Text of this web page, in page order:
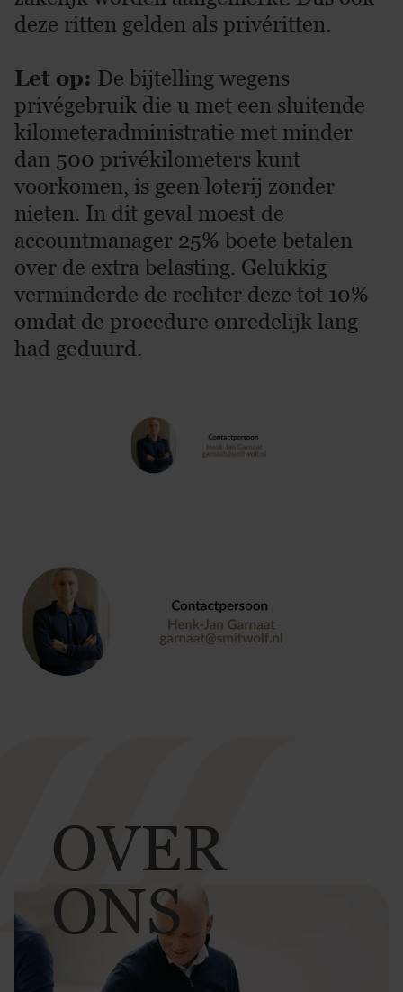
deze ritten gelden als privéritten.
Let op: De bijtelling wegens
privégebruik die u met een sluitende
kilometeradministratie met minder
dan 500 privékilometers kunt
voorkomen, is geen loterij zonder
nieten. In dit geval moest de
accountmanager 25% boete betalen
over de extra belasting. Gelukkig
verminderde de rechter deze tot 10%
omdat de procedure onredelijk lang
had geduurd.
OVER
ONS